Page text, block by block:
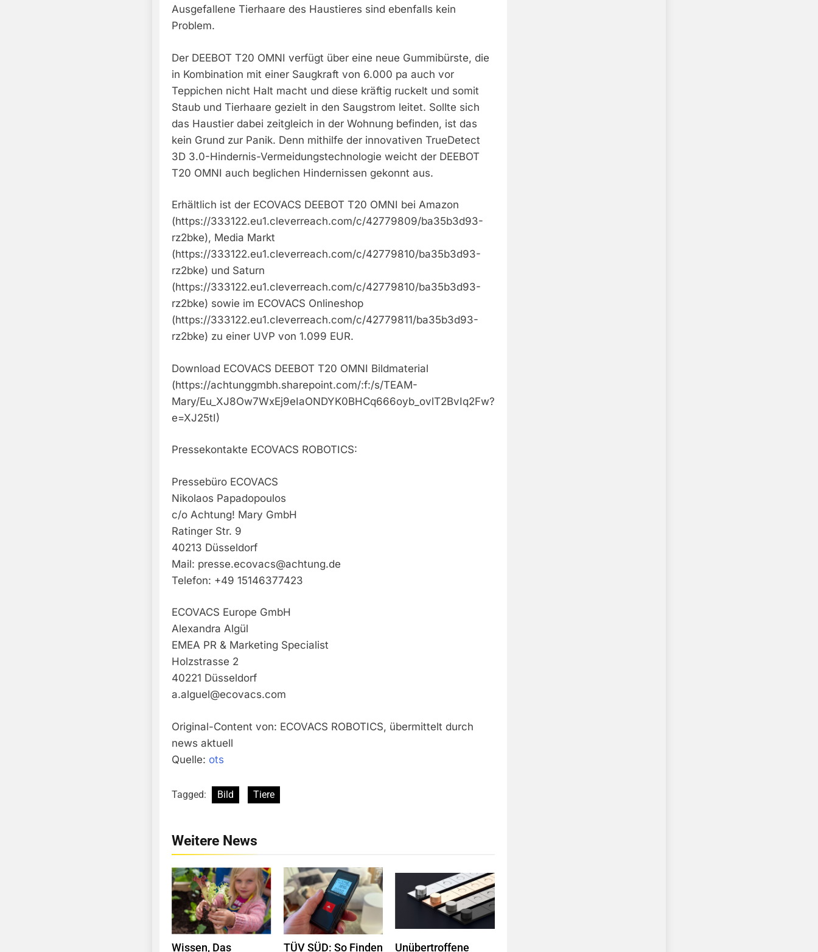
Ausgefallene Tierhaare des Haustieres sind ebenfalls kein
Problem.
Der DEEBOT T20 OMNI verfügt über eine neue Gummibürste, die
in Kombination mit einer Saugkraft von 6.000 pa auch vor
Teppichen nicht Halt macht und diese kräftig ruckelt und somit
Staub und Tierhaare gezielt in den Saugstrom leitet. Sollte sich
das Haustier dabei zeitgleich in der Wohnung befinden, ist das
kein Grund zur Panik. Denn mithilfe der innovativen TrueDetect
3D 3.0-Hindernis-Vermeidungstechnologie weicht der DEEBOT
T20 OMNI auch beglichen Hindernissen gekonnt aus.
Erhältlich ist der ECOVACS DEEBOT T20 OMNI bei Amazon
(https://333122.eu1.cleverreach.com/c/42779809/ba35b3d93-
rz2bke), Media Markt
(https://333122.eu1.cleverreach.com/c/42779810/ba35b3d93-
rz2bke) und Saturn
(https://333122.eu1.cleverreach.com/c/42779810/ba35b3d93-
rz2bke) sowie im ECOVACS Onlineshop
(https://333122.eu1.cleverreach.com/c/42779811/ba35b3d93-
rz2bke) zu einer UVP von 1.099 EUR.
Download ECOVACS DEEBOT T20 OMNI Bildmaterial
(https://achtunggmbh.sharepoint.com/:f:/s/TEAM-
Mary/Eu_XJ8Ow7WxEj9eIaONDYK0BHCq666oyb_ovlT2BvIq2Fw?
e=XJ25tI)
Pressekontakte ECOVACS ROBOTICS:
Pressebüro ECOVACS
Nikolaos Papadopoulos
c/o Achtung! Mary GmbH
Ratinger Str. 9
40213 Düsseldorf
Mail: presse.ecovacs@achtung.de
Telefon: +49 15146377423
ECOVACS Europe GmbH
Alexandra Algül
EMEA PR & Marketing Specialist
Holzstrasse 2
40221 Düsseldorf
a.alguel@ecovacs.com
Original-Content von: ECOVACS ROBOTICS, übermittelt durch
news aktuell
Quelle: ots
Tagged: Bild Tiere
Weitere News
Wissen, Das TÜV SÜD: So Finden Unübertroffene